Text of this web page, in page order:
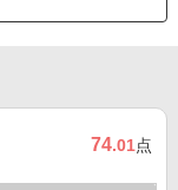
74.01点